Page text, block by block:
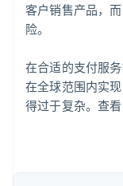
客户销售产品，
险。
在合适的支付服
在全球范围内实
得过于复杂。查看
爱沙尼亚
澳大利亚
English
巴西
比利时